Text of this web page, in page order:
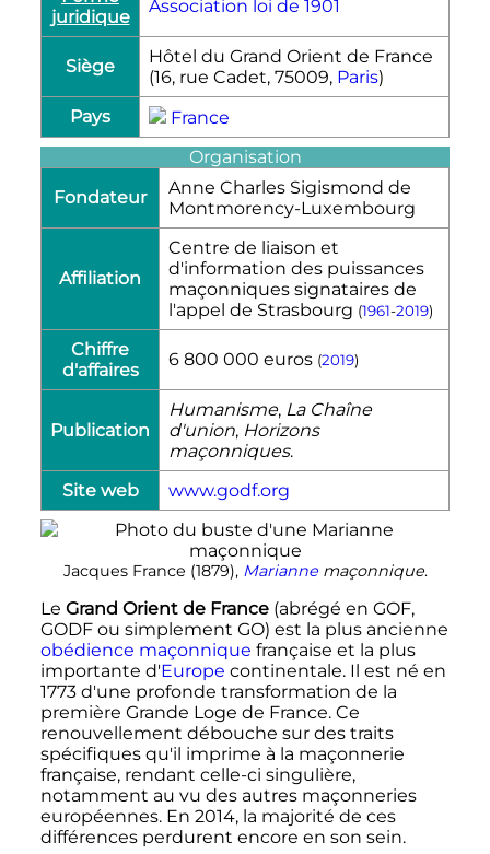
juridique
Association loi de 1901
Siège
Hôtel du Grand Orient de France
(16, rue Cadet, 75009, Paris)
Pays
France
Organisation
Fondateur
Anne Charles Sigismond de
Montmorency-Luxembourg
Affiliation
Centre de liaison et
d'information des puissances
maçonniques signataires de
l'appel de Strasbourg (1961-2019)
Chiffre
d'affaires
6 800 000 euros (2019)
Publication
Humanisme, La Chaîne
d'union, Horizons
maçonniques.
Site web
www.godf.org
Jacques France (1879), Mariannemaçonnique.
Le Grand Orient de France(abrégé en GOF,
GODF ou simplement GO) est la plus ancienne
obédience maçonnique française et la plus
importante d'Europe continentale. Il est né en
1773d'une profonde transformation de la
première Grande Loge de France. Ce
renouvellement débouche sur des traits
spécifiques qu'il imprime à la maçonnerie
française, rendant celle-ci singulière,
notamment au vu des autres maçonneries
européennes. En 2014, la majorité de ces
différences perdurent encore en son sein.